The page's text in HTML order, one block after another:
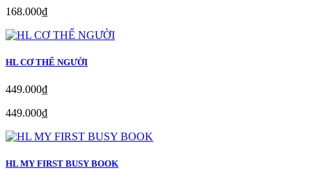
168.000₫
HL CƠ THỂ NGƯỜI
449.000₫
449.000₫
HL MY FIRST BUSY BOOK